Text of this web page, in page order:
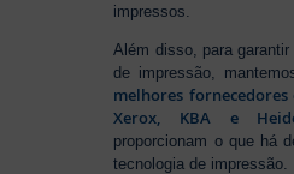
impressos.
Além disso, para
de impressão,
melhores
Xerox, KBA e
proporcionam o que há
tecnologia de impressão.